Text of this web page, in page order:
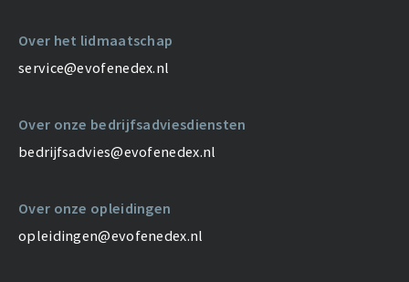
Over het lidmaatschap
service@evofenedex.nl
Over onze bedrijfsadviesdiensten
bedrijfsadvies@evofenedex.nl
Over onze opleidingen
opleidingen@evofenedex.nl